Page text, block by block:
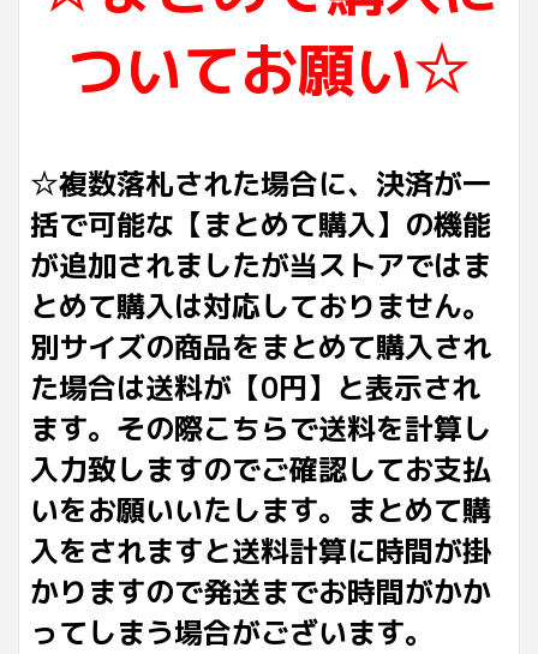
ついてお願い☆
☆複数落札された場合に、決済が一
括で可能な【まとめて購入】の機能
が追加されましたが当ストアではま
とめて購入は対応しておりません。
別サイズの商品をまとめて購入され
た場合は送料が【0円】と表示され
ます。その際こちらで送料を計算し
入力致しますのでご確認してお支払
いをお願いいたします。まとめて購
入をされますと送料計算に時間が掛
かりますので発送までお時間がかか
ってしまう場合がございます。